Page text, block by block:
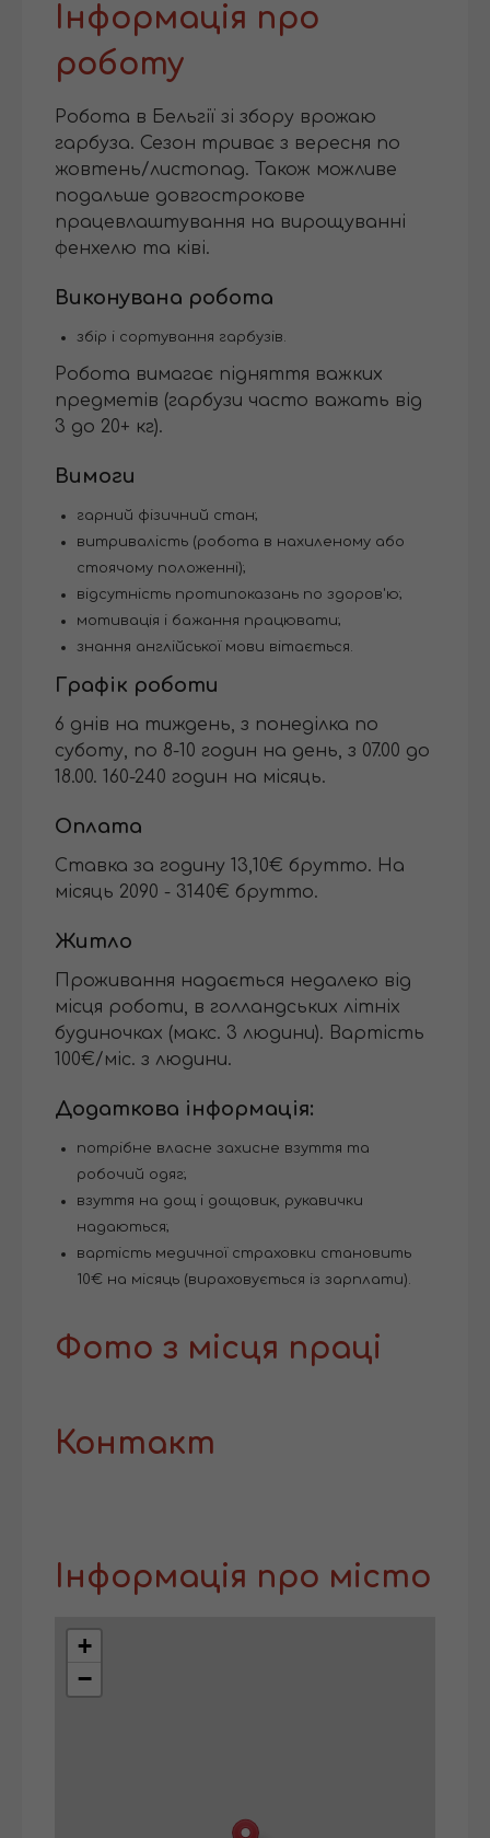
Інформація про
роботу
Робота в Бельгії зі збору врожаю
гарбуза. Сезон триває з вересня по
жовтень/листопад. Також можливе
подальше довгострокове
працевлаштування на вирощуванні
фенхелю та ківі.
Виконувана робота
збір і сортування гарбузів.
Робота вимагає підняття важких
предметів (гарбузи часто важать від
3 до 20+ кг).
Вимоги
гарний фізичний стан;
витривалість (робота в нахиленому або
стоячому положенні);
відсутність протипоказань по здоров'ю;
мотивація і бажання працювати;
знання англійської мови вітається.
Графік роботи
6 днів на тиждень, з понеділка по
суботу, по 8-10 годин на день, з 07.00 до
18.00. 160-240 годин на місяць.
Оплата
Ставка за годину 13,10€ брутто. На
місяць 2090 - 3140€ брутто.
Житло
Проживання надається недалеко від
місця роботи, в голландських літніх
будиночках (макс. 3 людини). Вартість
100€/міс. з людини.
Додаткова інформація:
потрібне власне захисне взуття та
робочий одяг;
взуття на дощ і дощовик, рукавички
надаються;
вартість медичної страховки становить
10€ на місяць (вираховується із зарплати).
Фото з місця праці
Контакт
Інформація про місто
+
−